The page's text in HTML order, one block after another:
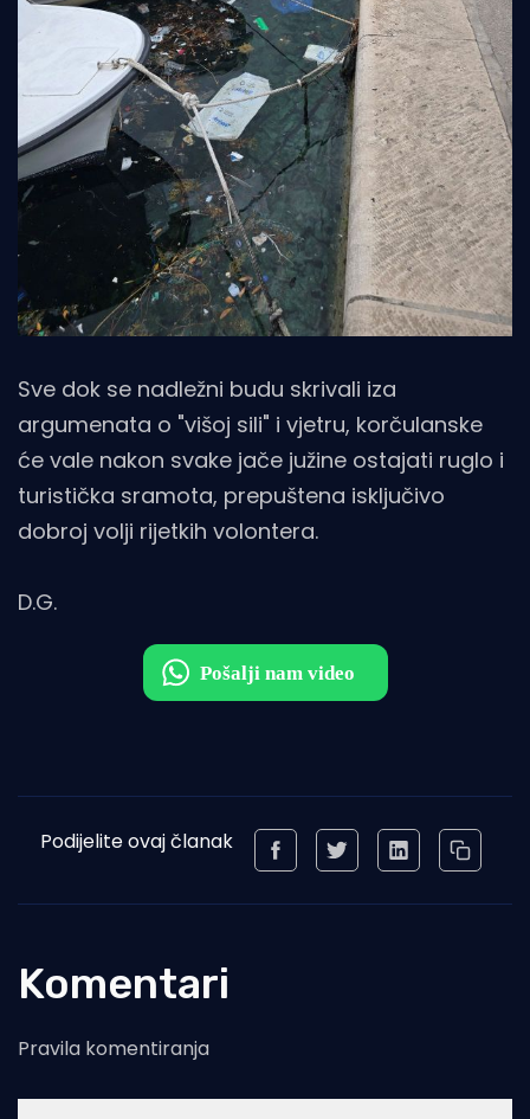
Sve dok se nadležni budu skrivali iza
argumenata o "višoj sili" i vjetru, korčulanske
će vale nakon svake jače južine ostajati ruglo i
turistička sramota, prepuštena isključivo
dobroj volji rijetkih volontera.
D.G.
Podijelite ovaj članak
Komentari
Pravila komentiranja